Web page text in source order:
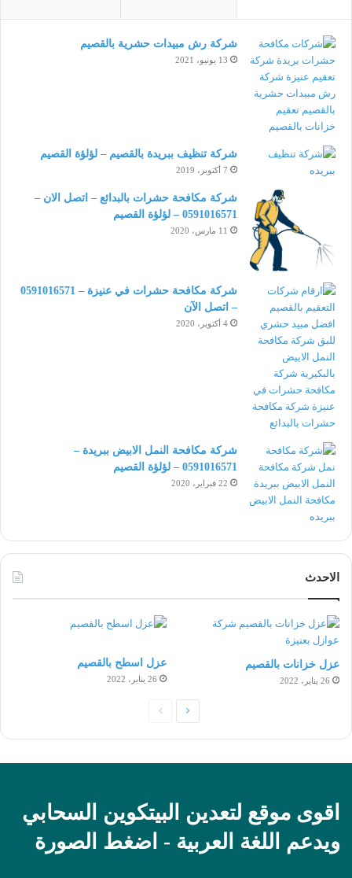
شركة رش مبيدات حشرية بالقصيم
13 يونيو، 2021
شركة تنظيف ببريدة بالقصيم – لؤلؤة القصيم
7 أكتوبر، 2019
شركة مكافحة حشرات بالبدائع – اتصل الان –
0591016571 – لؤلؤة القصيم
11 مارس، 2020
شركة مكافحة حشرات في عنيزة – 0591016571
– اتصل الآن
4 أكتوبر، 2020
شركة مكافحة النمل الابيض ببريدة –
0591016571 – لؤلؤة القصيم
22 فبراير، 2020
الاحدث
عزل خزانات بالقصيم
26 يناير، 2022
عزل اسطح بالقصيم
26 يناير، 2022
الصفحةالصفحة
اقوى موقع لتعدين البيتكوين السحابي
ويدعم اللغة العربية - اضغط الصورة